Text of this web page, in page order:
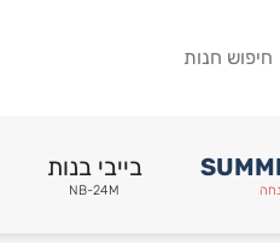
חיפוש חנות
בייבי בנות
NB-24M